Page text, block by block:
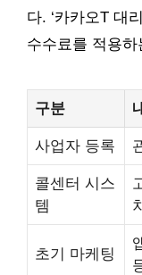
다. ‘카카오T 대
수수료를 적용
구분
사업자 등록
콜센터 시스
템
초기 마케팅